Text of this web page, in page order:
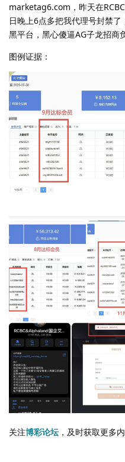
marketag6.com，昨天在
日晚上6点多把我代理号封禁
黑平台，黑心傻逼AG子龙招商
图例证据：
关注博彩论坛，及时获取更多